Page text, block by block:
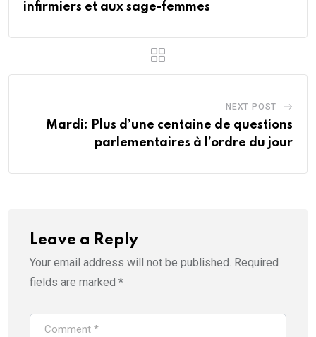
infirmiers et aux sage-femmes
NEXT POST
Mardi: Plus d’une centaine de questions
parlementaires à l’ordre du jour
Leave a Reply
Your email address will not be published. Required
fields are marked *